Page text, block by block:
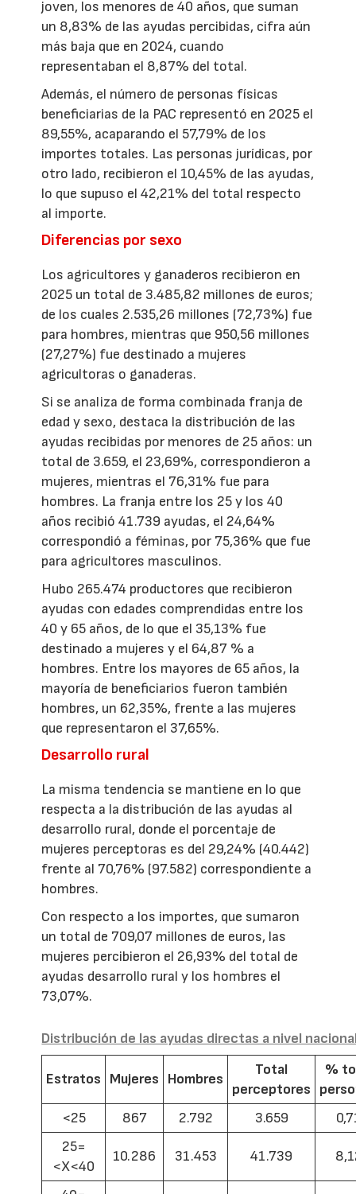
joven, los menores de 40 años, que suman
un 8,83% de las ayudas percibidas, cifra aún
más baja que en 2024, cuando
representaban el 8,87% del total.
Además, el número de personas físicas
beneficiarias de la PAC representó en 2025 el
89,55%, acaparando el 57,79% de los
importes totales. Las personas jurídicas, por
otro lado, recibieron el 10,45% de las ayudas,
lo que supuso el 42,21% del total respecto
al importe.
Diferencias por sexo
Los agricultores y ganaderos recibieron en
2025 un total de 3.485,82 millones de euros;
de los cuales 2.535,26 millones (72,73%) fue
para hombres, mientras que 950,56 millones
(27,27%) fue destinado a mujeres
agricultoras o ganaderas.
Si se analiza de forma combinada franja de
edad y sexo, destaca la distribución de las
ayudas recibidas por menores de 25 años: un
total de 3.659, el 23,69%, correspondieron a
mujeres, mientras el 76,31% fue para
hombres. La franja entre los 25 y los 40
años recibió 41.739 ayudas, el 24,64%
correspondió a féminas, por 75,36% que fue
para agricultores masculinos.
Hubo 265.474 productores que recibieron
ayudas con edades comprendidas entre los
40 y 65 años, de lo que el 35,13% fue
destinado a mujeres y el 64,87 % a
hombres. Entre los mayores de 65 años, la
mayoría de beneficiarios fueron también
hombres, un 62,35%, frente a las mujeres
que representaron el 37,65%.
Desarrollo rural
La misma tendencia se mantiene en lo que
respecta a la distribución de las ayudas al
desarrollo rural, donde el porcentaje de
mujeres perceptoras es del 29,24% (40.442)
frente al 70,76% (97.582) correspondiente a
hombres.
Con respecto a los importes, que sumaron
un total de 709,07 millones de euros, las
mujeres percibieron el 26,93% del total de
ayudas desarrollo rural y los hombres el
73,07%.
Distribución de las ayudas directas a nivel
Estratos Mujeres Hombres
Total
perceptores
%
<25
867 2.792 3.659
25=
<X<40
10.286 31.453 41.739